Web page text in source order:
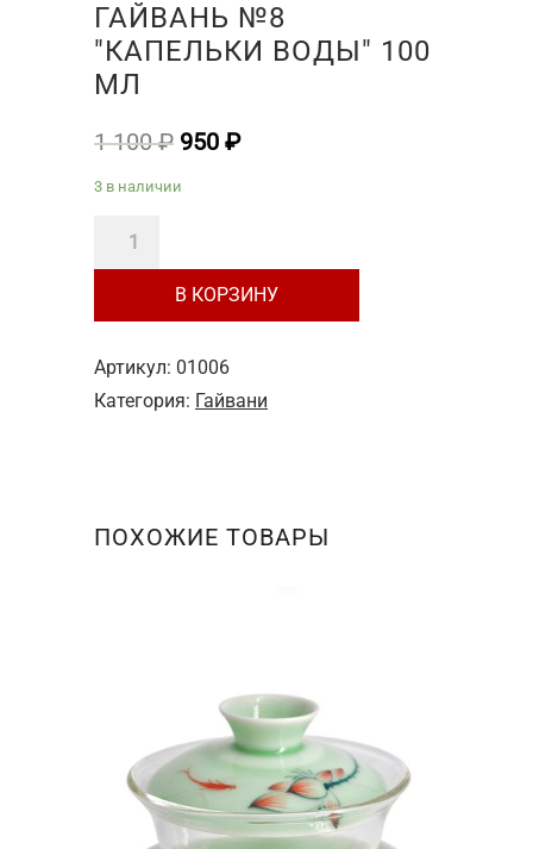
ГАЙВАНЬ №8
"КАПЕЛЬКИ ВОДЫ" 100
МЛ
1 100₽ Первоначальная
100 ₽.
950 ₽Текущая
3 в наличии
Количество
товара
"Капельки
воды"
В КОРЗИНУ
Артикул: 01006
Категория: Гайвани
ПОХОЖИЕ ТОВАРЫ